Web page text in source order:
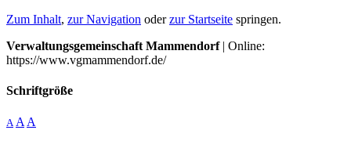
Zum Inhalt, zur Navigation oderzur Startseite springen.
Verwaltungsgemeinschaft Mammendorf| Online:
https://www.vgmammendorf.de/
Schriftgröße
A A A